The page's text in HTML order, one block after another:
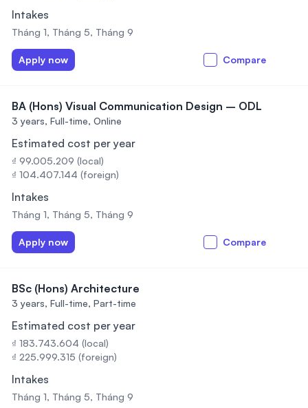
Intakes
Tháng 1, Tháng 5, Tháng 9
Apply now Compare
BA (Hons) Visual Communication Design – ODL
3 years, Full-time, Online
Estimated cost per year
₫ 99.005.209 (local)
₫ 104.407.144 (foreign)
Intakes
Tháng 1, Tháng 5, Tháng 9
Apply now Compare
BSc (Hons) Architecture
3 years, Full-time, Part-time
Estimated cost per year
₫ 183.743.604 (local)
₫ 225.999.315 (foreign)
Intakes
Tháng 1, Tháng 5, Tháng 9